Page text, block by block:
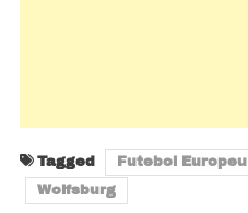
Tagged Futebol Europeu
Wolfsburg